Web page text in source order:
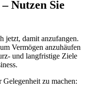
Nutzen Sie
jetzt, damit anzufangen.
Vermögen anzuhäufen
und langfristige Ziele
zu machen: